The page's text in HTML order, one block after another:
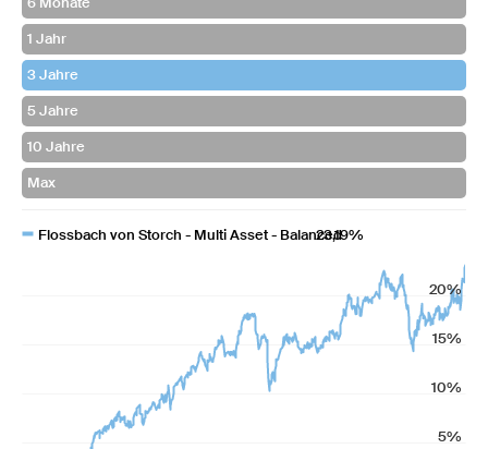
Flossbach von Storch - Multi Asset - Balanced
23,19%
5%
10%
15%
20%